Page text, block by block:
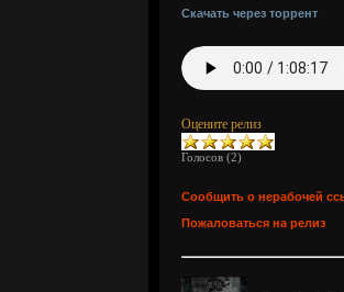
Скачать через торрент
Оцените релиз
Голосов (2)
Сообщить о нерабочей
Пожаловаться на релиз